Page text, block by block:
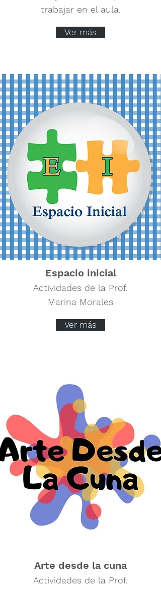
trabajar en el aula.
Ver más
Espacio inicial
Actividades de la Prof.
Marina Morales
Ver más
Arte desde la cuna
Actividades de la Prof.